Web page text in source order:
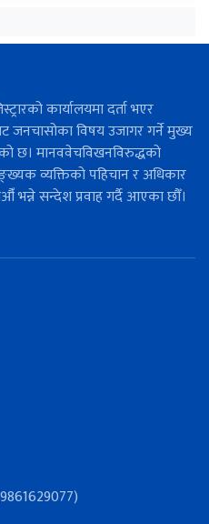
कार्यालयमा दर्ता भएर
जनचासोका विषय उजागर गर्ने मुख्य
छ। मानववेचविखनविरुद्धको
व्यक्तिको पहिचान र अधिकार
भन्ने सन्देश प्रवाह गर्दै आएका छौँ।